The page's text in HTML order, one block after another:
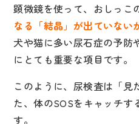
顕微鏡を使って、おしっこ
なる「結晶」が出ていない
犬や猫に多い尿石症の予防
にとても重要な項目です。
このように、尿検査は「見
た、体のSOSをキャッチ
す。